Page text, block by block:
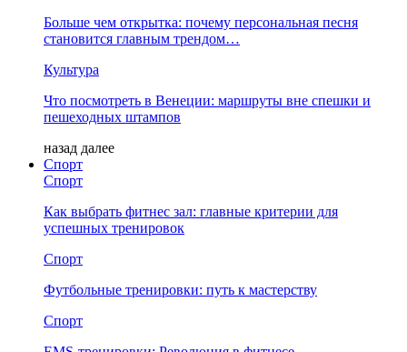
Больше чем открытка: почему персональная песня
становится главным трендом…
Культура
Что посмотреть в Венеции: маршруты вне спешки и
пешеходных штампов
назад далее
Спорт
Спорт
Как выбрать фитнес зал: главные критерии для
успешных тренировок
Спорт
Футбольные тренировки: путь к мастерству
Спорт